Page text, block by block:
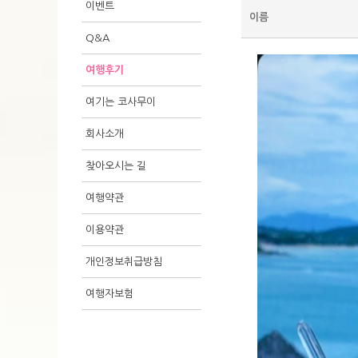
이벤트
Q&A
여행후기
여기는 코사무이
회사소개
찾아오시는 길
여행약관
이용약관
개인정보취급방침
여행자보험
이름